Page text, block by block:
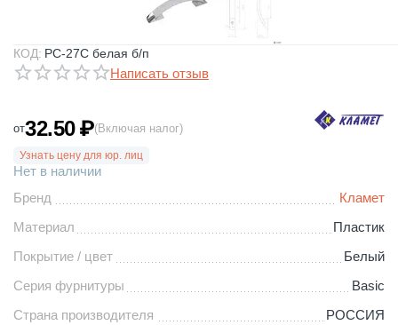
КОД: РС-27С белая б/п
Написать отзыв
от32.50₽(Включая налог)
Узнать цену для юр. лиц
Нет в наличии
Бренд
Кламет
Материал
Пластик
Покрытие / цвет
Белый
Серия фурнитуры
Basic
Страна производителя
РОССИЯ